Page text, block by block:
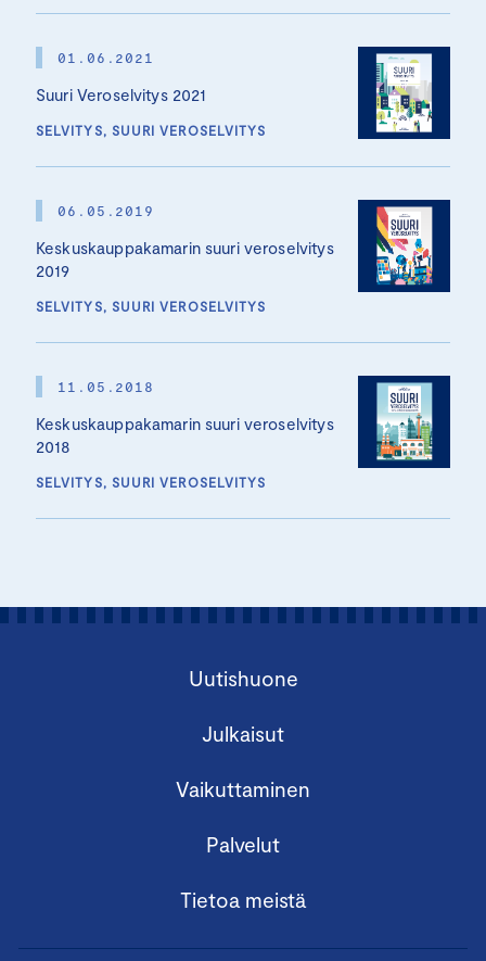
01.06.2021
Suuri Veroselvitys 2021
SELVITYS, SUURI VEROSELVITYS
06.05.2019
Keskuskauppakamarin suuri veroselvitys
2019
SELVITYS, SUURI VEROSELVITYS
11.05.2018
Keskuskauppakamarin suuri veroselvitys
2018
SELVITYS, SUURI VEROSELVITYS
Uutishuone
Julkaisut
Vaikuttaminen
Palvelut
Tietoa meistä